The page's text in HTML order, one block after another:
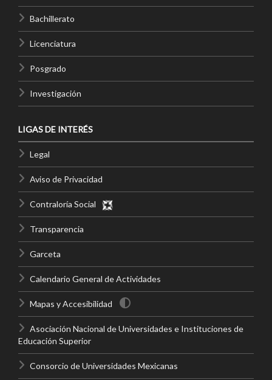
Bachillerato
Licenciatura
Posgrado
Investigación
LIGAS DE INTERÉS
Legal
Aviso de Privacidad
Contraloría Social
Transparencia
Garceta
Calendario General de Actividades
Mapas y Accesibilidad
Asociación Nacional de Universidades e Instituciones de
Educación Superior
Consorcio de Universidades Mexicanas